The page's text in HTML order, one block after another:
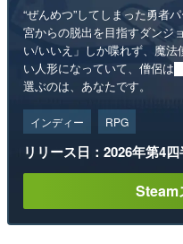
“ぜんめつ”してしまった勇者
宮からの脱出を目指すダンジ
い/いいえ」しか喋れず、魔
い人形になっていて、僧侶は
選ぶのは、あなたです。
インディー RPG
リリース日：2026年第4
Steam